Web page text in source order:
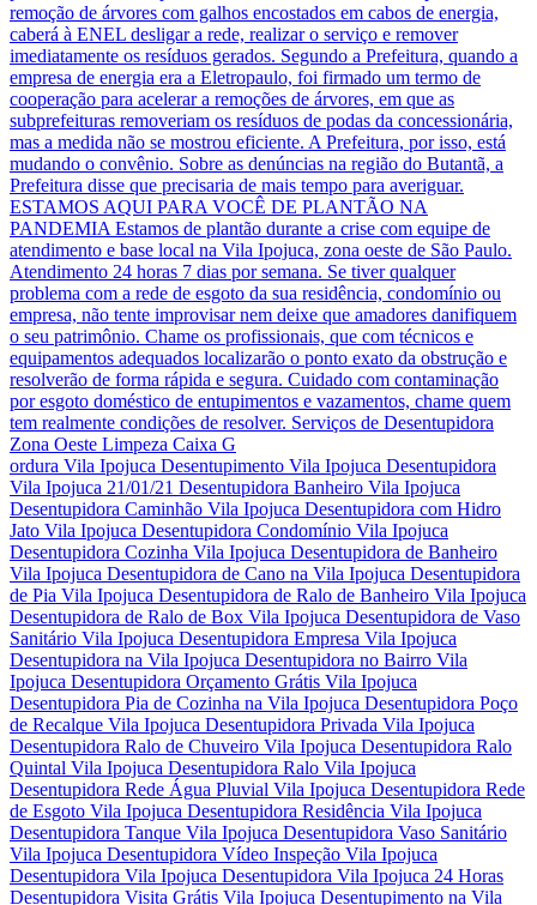
remoção de árvores com galhos encostados em cabos de energia,
caberá à ENEL desligar a rede, realizar o serviço e remover
imediatamente os resíduos gerados. Segundo a Prefeitura, quando a
empresa de energia era a Eletropaulo, foi firmado um termo de
cooperação para acelerar a remoções de árvores, em que as
subprefeituras removeriam os resíduos de podas da concessionária,
mas a medida não se mostrou eficiente. A Prefeitura, por isso, está
mudando o convênio. Sobre as denúncias na região do Butantã, a
Prefeitura disse que precisaria de mais tempo para averiguar.
ESTAMOS AQUI PARA VOCÊ DE PLANTÃO NA
PANDEMIA Estamos de plantão durante a crise com equipe de
atendimento e base local na Vila Ipojuca, zona oeste de São Paulo.
Atendimento 24 horas 7 dias por semana. Se tiver qualquer
problema com a rede de esgoto da sua residência, condomínio ou
empresa, não tente improvisar nem deixe que amadores danifiquem
o seu patrimônio. Chame os profissionais, que com técnicos e
equipamentos adequados localizarão o ponto exato da obstrução e
resolverão de forma rápida e segura. Cuidado com contaminação
por esgoto doméstico de entupimentos e vazamentos, chame quem
tem realmente condições de resolver. Serviços de Desentupidora
Zona Oeste Limpeza Caixa G
ordura Vila Ipojuca Desentupimento Vila Ipojuca Desentupidora
Vila Ipojuca 21/01/21 Desentupidora Banheiro Vila Ipojuca
Desentupidora Caminhão Vila Ipojuca Desentupidora com Hidro
Jato Vila Ipojuca Desentupidora Condomínio Vila Ipojuca
Desentupidora Cozinha Vila Ipojuca Desentupidora de Banheiro
Vila Ipojuca Desentupidora de Cano na Vila Ipojuca Desentupidora
de Pia Vila Ipojuca Desentupidora de Ralo de Banheiro Vila Ipojuca
Desentupidora de Ralo de Box Vila Ipojuca Desentupidora de Vaso
Sanitário Vila Ipojuca Desentupidora Empresa Vila Ipojuca
Desentupidora na Vila Ipojuca Desentupidora no Bairro Vila
Ipojuca Desentupidora Orçamento Grátis Vila Ipojuca
Desentupidora Pia de Cozinha na Vila Ipojuca Desentupidora Poço
de Recalque Vila Ipojuca Desentupidora Privada Vila Ipojuca
Desentupidora Ralo de Chuveiro Vila Ipojuca Desentupidora Ralo
Quintal Vila Ipojuca Desentupidora Ralo Vila Ipojuca
Desentupidora Rede Água Pluvial Vila Ipojuca Desentupidora Rede
de Esgoto Vila Ipojuca Desentupidora Residência Vila Ipojuca
Desentupidora Tanque Vila Ipojuca Desentupidora Vaso Sanitário
Vila Ipojuca Desentupidora Vídeo Inspeção Vila Ipojuca
Desentupidora Vila Ipojuca Desentupidora Vila Ipojuca 24 Horas
Desentupidora Visita Grátis Vila Ipojuca Desentupimento na Vila